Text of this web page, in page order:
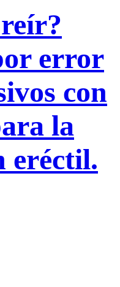
error
con
la
eréctil.